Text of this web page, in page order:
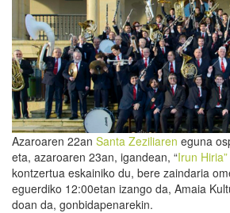
Azaroaren 22an Santa Zeziliaren eguna
eta, azaroaren 23an, igandean, “Irun
kontzertua eskainiko du, bere zaindaria
eguerdiko 12:00etan izango da, Amaia
doan da, gonbidapenarekin.